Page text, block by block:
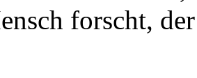
forscht,